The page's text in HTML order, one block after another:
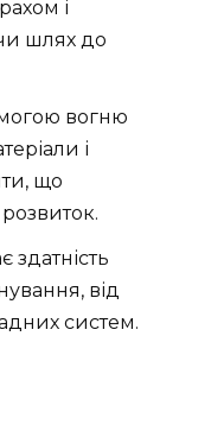
і
шлях до
вогню
і
що
здатність
від
систем.